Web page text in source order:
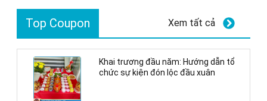
Top Coupon Xem tất cả
Khai trương đầu năm: Hướng dẫn tổ
chức sự kiện đón lộc đầu xuân